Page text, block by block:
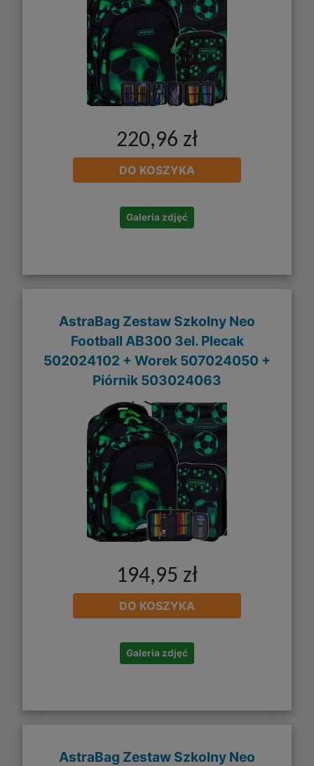
220,96 zł
DO KOSZYKA
Galeria zdjęć
AstraBag Zestaw Szkolny Neo
Football AB300 3el. Plecak
502024102 + Worek 507024050 +
Piórnik 503024063
194,95 zł
DO KOSZYKA
Galeria zdjęć
AstraBag Zestaw Szkolny Neo